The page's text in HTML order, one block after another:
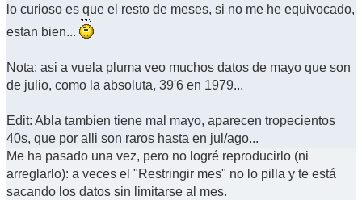
lo curioso es que el resto de meses, si no me he equivocado,
estan bien...
Nota: asi a vuela pluma veo muchos datos de mayo que son
de julio, como la absoluta, 39'6 en 1979...
Edit: Abla tambien tiene mal mayo, aparecen tropecientos
40s, que por alli son raros hasta en jul/ago...
Me ha pasado una vez, pero no logré reproducirlo (ni
arreglarlo): a veces el "Restringir mes" no lo pilla y te está
sacando los datos sin limitarse al mes.